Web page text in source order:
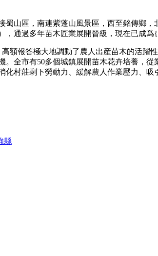
山區，南連紫蓬山風景區，西至銘傳鄉
通過多年苗木匠業展開晉級，現在已成爲
額報答極大地調動了農人出産苗木的活躍
全市有50多個城鎮展開苗木花卉培養，
村莊剩下勞動力、緩解農人作業壓力、吸
縣